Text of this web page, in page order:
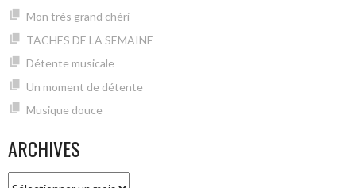
Mon très grand chéri
TACHES DE LA SEMAINE
Détente musicale
Un moment de détente
Musique douce
ARCHIVES